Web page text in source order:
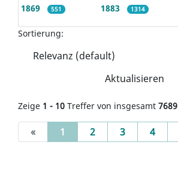
1869 551 1883 1314
Sortierung:
Aktualisieren
Zeige 1 - 10 Treffer von insgesamt 7689
« 1 (current)
2 3 4